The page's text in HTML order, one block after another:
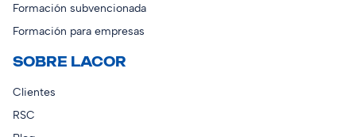
Formación subvencionada
Formación para empresas
SOBRE LACOR
Clientes
RSC